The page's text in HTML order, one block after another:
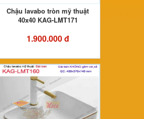
Chậu lavabo tròn mỹ thuật
40x40 KAG-LMT171
1.900.000 đ